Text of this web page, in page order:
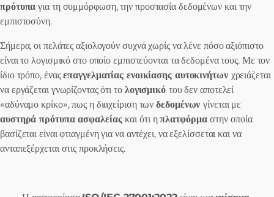
πρότυπα για τη συμμόρφωση, την προστασία δεδομένων και την
εμπιστοσύνη.
Σήμερα, οι πελάτες αξιολογούν συχνά χωρίς να λένε πόσο αξιόπιστο
είναι το λογισμικό στο οποίο εμπιστεύονται τα δεδομένα τους. Με τον
ίδιο τρόπο, έναςεπαγγελματίας ενοικίασης αυτοκινήτων χρειάζεται
να εργάζεται γνωρίζοντας ότι το λογισμικό του δεν αποτελεί
«αδύναμο κρίκο», πως η διαχείριση τωνδεδομένωνγίνεται με
αυστηρά πρότυπα ασφαλείαςκαι ότι ηπλατφόρμαστην οποία
βασίζεται είναι φτιαγμένη για να αντέχει, να εξελίσσεται και να
ανταπεξέρχεται στις προκλήσεις.